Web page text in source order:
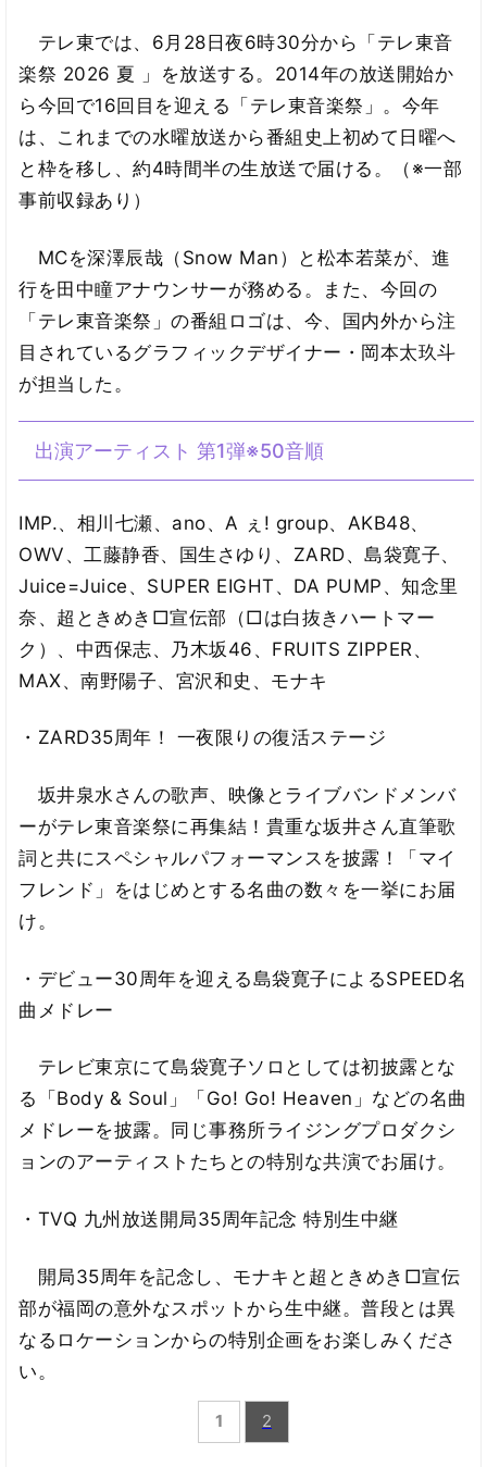
テレ東では、6月28日夜6時30分から「テレ東音
楽祭 2026 夏 」を放送する。2014年の放送開始か
ら今回で16回目を迎える「テレ東音楽祭」。今年
は、これまでの水曜放送から番組史上初めて日曜へ
と枠を移し、約4時間半の生放送で届ける。（※一部
事前収録あり）
MCを深澤辰哉（Snow Man）と松本若菜が、進
行を田中瞳アナウンサーが務める。また、今回の
「テレ東音楽祭」の番組ロゴは、今、国内外から注
目されているグラフィックデザイナー・岡本太玖斗
が担当した。
出演アーティスト 第1弾※50音順
IMP.、相川七瀬、ano、A ぇ! group、AKB48、
OWV、工藤静香、国生さゆり、ZARD、島袋寛子、
Juice=Juice、SUPER EIGHT、DA PUMP、知念里
奈、超ときめき□宣伝部（□は白抜きハートマー
ク）、中西保志、乃木坂46、FRUITS ZIPPER、
MAX、南野陽子、宮沢和史、モナキ
・ZARD35周年！ 一夜限りの復活ステージ
坂井泉水さんの歌声、映像とライブバンドメンバ
ーがテレ東音楽祭に再集結！貴重な坂井さん直筆歌
詞と共にスペシャルパフォーマンスを披露！「マイ
フレンド」をはじめとする名曲の数々を一挙にお届
け。
・デビュー30周年を迎える島袋寛子によるSPEED名
曲メドレー
テレビ東京にて島袋寛子ソロとしては初披露とな
る「Body & Soul」「Go! Go! Heaven」などの名曲
メドレーを披露。同じ事務所ライジングプロダクシ
ョンのアーティストたちとの特別な共演でお届け。
・TVQ 九州放送開局35周年記念 特別生中継
開局35周年を記念し、モナキと超ときめき□宣伝
部が福岡の意外なスポットから生中継。普段とは異
なるロケーションからの特別企画をお楽しみくださ
い。
1 2